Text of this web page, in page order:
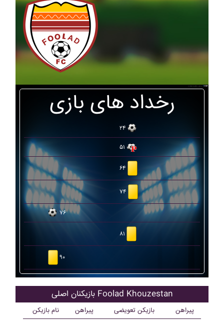
رخداد های بازی
۲۴
۵۱
۶۴
۷۴
۷۶
۸۱
۹۰
بازیکنان اصلی Foolad Khouzestan
نام بازیکن پیراهن بازیکن تعویضی پیراهن